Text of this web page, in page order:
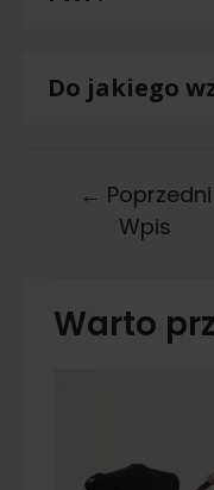
Do jakiego
← Poprzedni
Wpis
Warto